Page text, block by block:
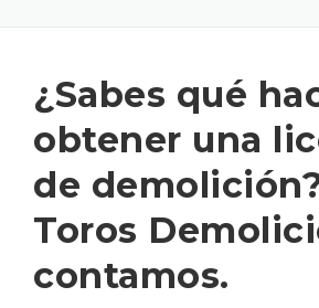
¿Sabes qué
obtener una
de
Toros
contamos.